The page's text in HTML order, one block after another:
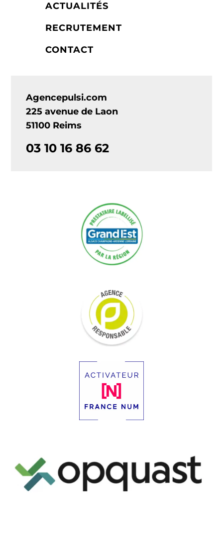
ACTUALITÉS
RECRUTEMENT
CONTACT
Agencepulsi.com
225 avenue de Laon
51100 Reims
03 10 16 86 62